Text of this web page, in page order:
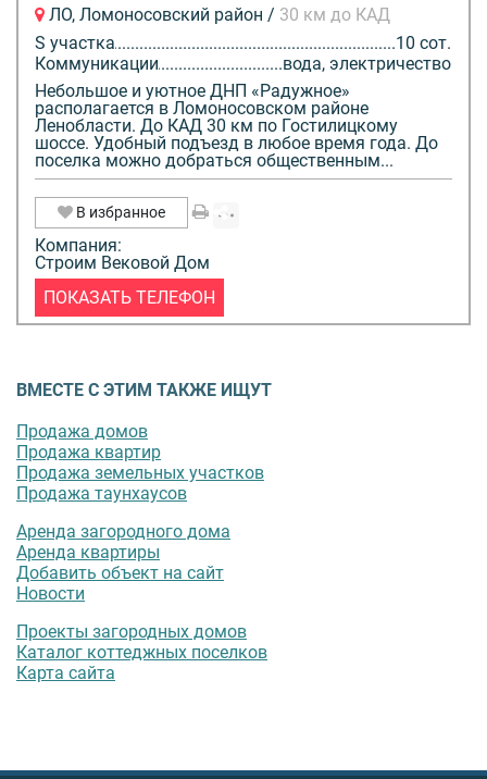
ЛО, Ломоносовский район / 30 км до КАД
S участка
10 сот.
Коммуникации
вода, электричество
Небольшое и уютное ДНП «Радужное»
располагается в Ломоносовском районе
Ленобласти. До КАД 30 км по Гостилицкому
шоссе. Удобный подъезд в любое время года. До
поселка можно добраться общественным...
В избранное
Компания:
Строим Вековой Дом
ПОКАЗАТЬ ТЕЛЕФОН
ВМЕСТЕ С ЭТИМ ТАКЖЕ ИЩУТ
Продажа домов
Продажа квартир
Продажа земельных участков
Продажа таунхаусов
Аренда загородного дома
Аренда квартиры
Добавить объект на сайт
Новости
Проекты загородных домов
Каталог коттеджных поселков
Карта сайта